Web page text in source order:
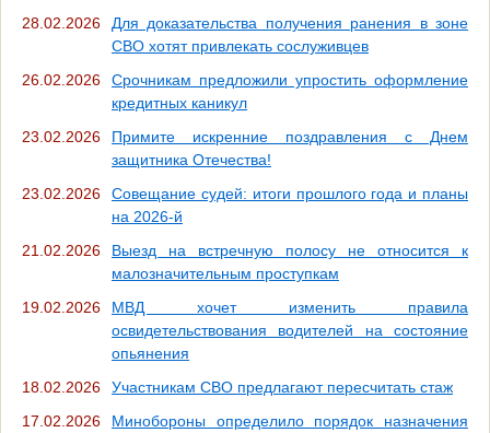
28.02.2026
Для доказательства получения ранения в зоне
СВО хотят привлекать сослуживцев
26.02.2026
Срочникам предложили упростить оформление
кредитных каникул
23.02.2026
Примите искренние поздравления с Днем
защитника Отечества!
23.02.2026
Совещание судей: итоги прошлого года и планы
на 2026-й
21.02.2026
Выезд на встречную полосу не относится к
малозначительным проступкам
19.02.2026
МВД хочет изменить правила
освидетельствования водителей на состояние
опьянения
18.02.2026
Участникам СВО предлагают пересчитать стаж
17.02.2026
Минобороны определило порядок назначения